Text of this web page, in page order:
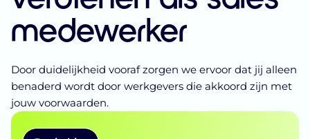
medewerker
Door duidelijkheid vooraf zorgen we ervoor dat jij alleen
benaderd wordt door werkgevers die akkoord zijn met
jouw voorwaarden.